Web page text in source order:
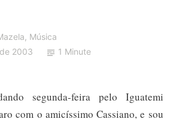
, Música
2003
1 Minute
segunda-feira pelo Iguatemi
com o amicíssimo Cassiano, e sou